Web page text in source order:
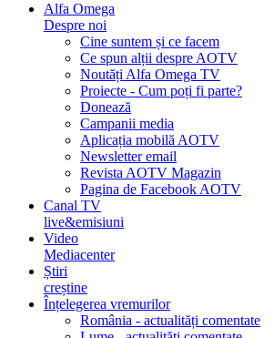
Alfa Omega
Despre noi
Cine suntem și ce facem
Ce spun alții despre AOTV
Noutăți Alfa Omega TV
Proiecte - Cum poți fi parte?
Donează
Campanii media
Aplicația mobilă AOTV
Newsletter email
Revista AOTV Magazin
Pagina de Facebook AOTV
Canal TV
live&emisiuni
Video
Mediacenter
Știri
creștine
Înțelegerea vremurilor
România - actualități comentate